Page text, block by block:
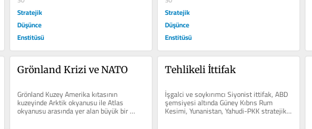
Stratejik
Düşünce
Enstitüsü
Stratejik
Düşünce
Enstitüsü
Grönland Krizi ve NATO
Grönland Kuzey Amerika kıtasının
kuzeyinde Arktik okyanusu ile Atlas
okyanusu arasında yer alan büyük bir
adadır. Coğrafi olarak kuzey...
Tehlikeli İttifak
İşgalci ve soykırımcı Siyonist ittifak, ABD
şemsiyesi altında Güney Kıbrıs Rum
Kesimi, Yunanistan, Yahudi-PKK stratejik
işbirliği 2010'dan...